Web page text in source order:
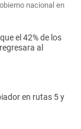
nacional en
el 42% de los
al
en rutas 5 y